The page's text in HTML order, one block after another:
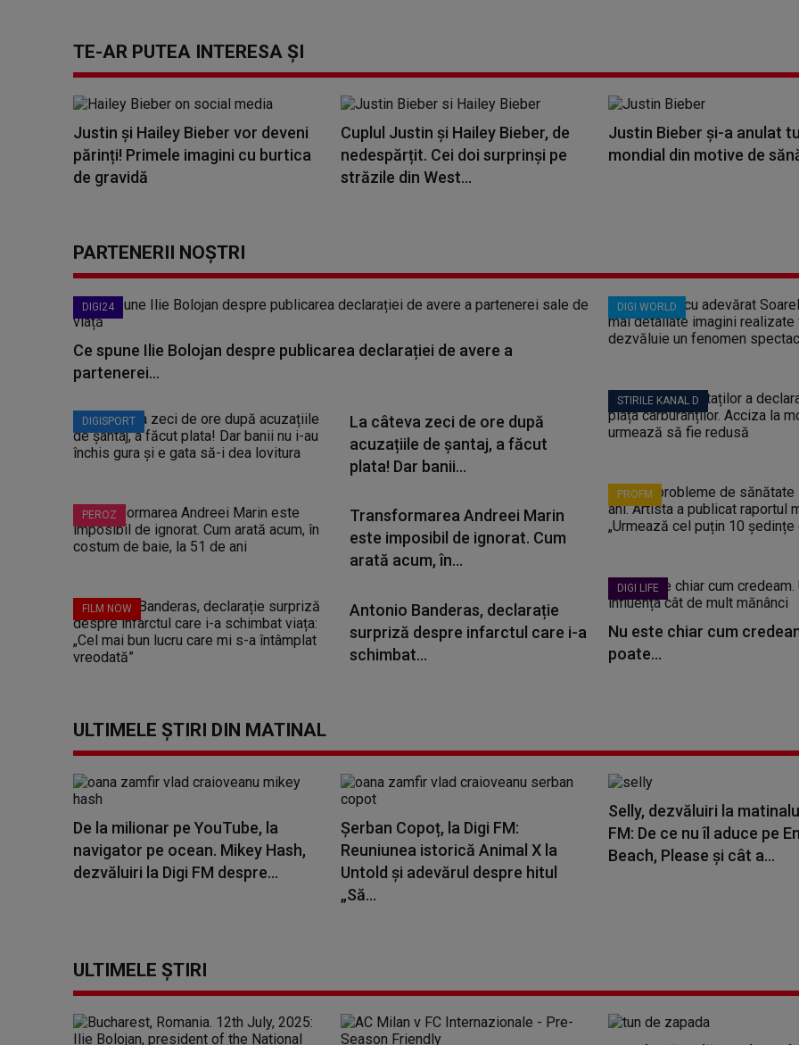
TE-AR PUTEA INTERESA ȘI
Justin și Hailey Bieber vor deveni
părinți! Primele imagini cu burtica
de gravidă
Cuplul Justin și Hailey Bieber, de
nedespărțit. Cei doi surprinși pe
străzile din West...
Justin Bieber și-a anulat
mondial din motive de
PARTENERII NOȘTRI
DIGI24
Ce spune Ilie Bolojan despre publicarea declarației de avere a
partenerei...
DIGISPORT
La câteva zeci de ore după
acuzațiile de șantaj, a făcut
plata! Dar banii...
PEROZ
Transformarea Andreei Marin
este imposibil de ignorat. Cum
arată acum, în...
FILM NOW
Antonio Banderas, declarație
surpriză despre infarctul care i-a
schimbat...
DIGI WORLD
STIRILE KANAL D
PROFM
DIGI LIFE
Nu este chiar cum
poate...
ULTIMELE ȘTIRI DIN MATINAL
De la milionar pe YouTube, la
navigator pe ocean. Mikey Hash,
dezvăluiri la Digi FM despre...
Șerban Copoț, la Digi FM:
Reuniunea istorică Animal X la
Untold și adevărul despre hitul
„Să...
Selly, dezvăluiri la
FM: De ce nu îl aduce pe
Beach, Please și cât a...
ULTIMELE ȘTIRI